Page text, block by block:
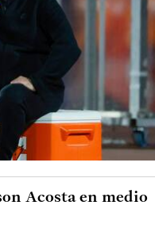
Acosta en medio